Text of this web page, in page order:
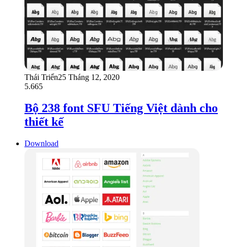
Thái Triển25 Tháng 12, 2020
5.665
Bộ 238 font SFU Tiếng Việt dành cho
thiết kế
Download